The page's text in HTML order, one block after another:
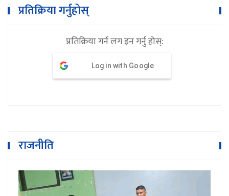
प्रतिक्रिया गर्नुहोस्
प्रतिक्रिया गर्न लग इन गर्नु होस्:
Log in with Google
राजनीति